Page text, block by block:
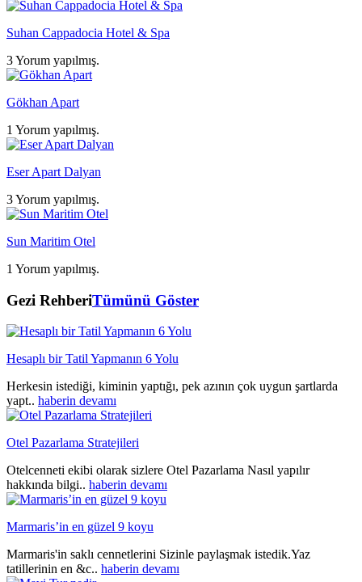
Suhan Cappadocia Hotel & Spa
3 Yorum yapılmış.
Gökhan Apart
1 Yorum yapılmış.
Eser Apart Dalyan
3 Yorum yapılmış.
Sun Maritim Otel
1 Yorum yapılmış.
Gezi RehberiTümünü Göster
Hesaplı bir Tatil Yapmanın 6 Yolu
Herkesin istediği, kiminin yaptığı, pek azının çok uygun şartlarda
yapt.. haberin devamı
Otel Pazarlama Stratejileri
Otelcenneti ekibi olarak sizlere Otel Pazarlama Nasıl yapılır
hakkında bilgi.. haberin devamı
Marmaris’in en güzel 9 koyu
Marmaris'in saklı cennetlerini Sizinle paylaşmak istedik.Yaz
tatillerinin en &c.. haberin devamı